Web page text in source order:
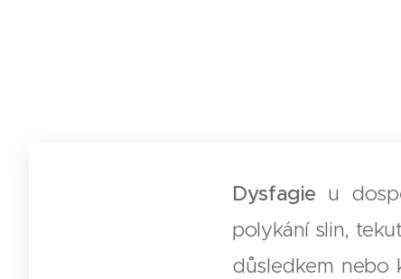
Dysfagie u
polykání slin,
důsledkem nebo